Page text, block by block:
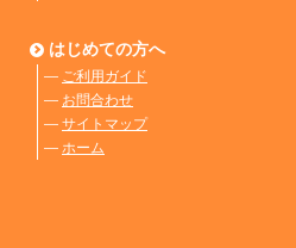
はじめての方へ
― ご利用ガイド
― お問合わせ
― サイトマップ
― ホーム